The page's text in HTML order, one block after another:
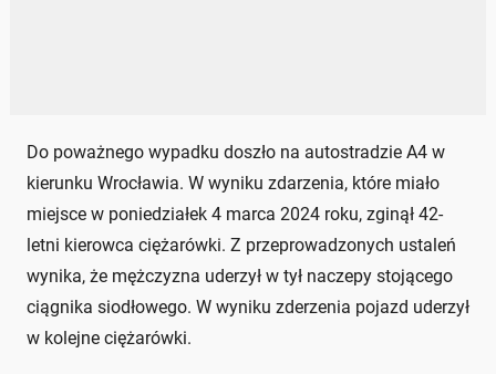
Do poważnego wypadku doszło na autostradzie A4 w
kierunku Wrocławia. W wyniku zdarzenia, które miało
miejsce w poniedziałek 4 marca 2024 roku, zginął 42-
letni kierowca ciężarówki. Z przeprowadzonych ustaleń
wynika, że mężczyzna uderzył w tył naczepy stojącego
ciągnika siodłowego. W wyniku zderzenia pojazd uderzył
w kolejne ciężarówki.